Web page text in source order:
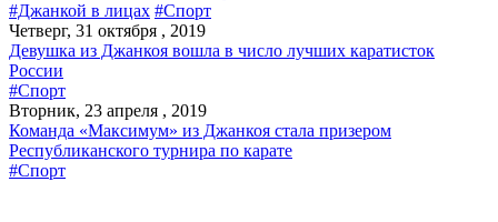
#Джанкой в лицах #Спорт
Четверг, 31 октября , 2019
Девушка из Джанкоя вошла в число лучших каратисток
России
#Спорт
Вторник, 23 апреля , 2019
Команда «Максимум» из Джанкоя стала призером
Республиканского турнира по карате
#Спорт